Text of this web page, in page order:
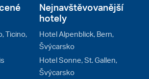
Ticino,
Nejnavštěvovanější
hotely
Hotel Alpenblick, Bern,
Švýcarsko
Hotel Sonne, St. Gallen,
Švýcarsko